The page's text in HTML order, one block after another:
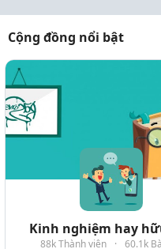
Cộng đồng nổi bật
Kinh nghiệm hay
88k Thành viên · 60.1k